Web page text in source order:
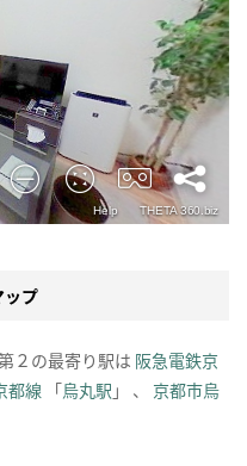
ップ
２の最寄り駅は 阪急電鉄京
都線 「烏丸駅 」 、 京都市烏